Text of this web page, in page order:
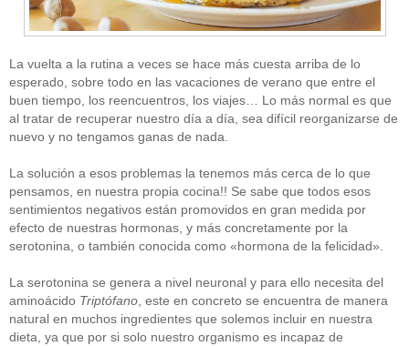
La vuelta a la rutina a veces se hace más cuesta arriba de lo
esperado, sobre todo en las vacaciones de verano que entre el
buen tiempo, los reencuentros, los viajes… Lo más normal es que
al tratar de recuperar nuestro día a día, sea difícil reorganizarse de
nuevo y no tengamos ganas de nada.
La solución a esos problemas la tenemos más cerca de lo que
pensamos, en nuestra propia cocina!! Se sabe que todos esos
sentimientos negativos están promovidos en gran medida por
efecto de nuestras hormonas, y más concretamente por la
serotonina, o también conocida como «hormona de la felicidad».
La serotonina se genera a nivel neuronal y para ello necesita del
aminoácido Triptófano, este en concreto se encuentra de manera
natural en muchos ingredientes que solemos incluir en nuestra
dieta, ya que por si solo nuestro organismo es incapaz de